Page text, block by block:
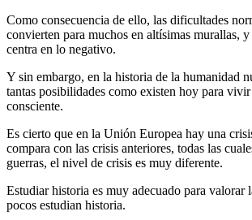
Como consecuencia de ello, las dificultades
convierten para muchos en altísimas murallas,
centra en lo negativo.
Y sin embargo, en la historia de la humanidad
tantas posibilidades como existen hoy para
consciente.
Es cierto que en la Unión Europea hay una
compara con las crisis anteriores, todas las
guerras, el nivel de crisis es muy diferente.
Estudiar historia es muy adecuado para valorar
pocos estudian historia.